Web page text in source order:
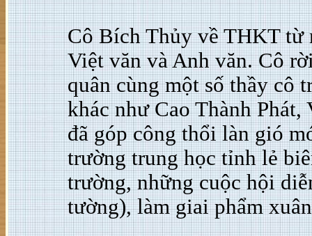
Cô Bích Thủy về THKT từ
Việt văn và Anh văn. Cô
quân cùng một số thầy cô
khác như Cao Thành
đã góp công thổi làn gió
trường trung học tỉnh lẻ
trường, những cuộc hội
tường), làm giai phẩm